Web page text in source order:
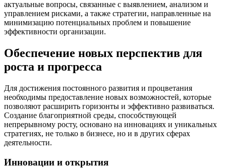
актуальные вопросы, связанные с выявлением, анализом и
управлением рисками, а также стратегии, направленные на
минимизацию потенциальных проблем и повышение
эффективности организации.
Обеспечение новых перспектив для
роста и прогресса
Для достижения постоянного развития и процветания
необходимы предоставление новых возможностей, которые
позволяют расширить горизонты и эффективно развиваться.
Создание благоприятной среды, способствующей
непрерывному росту, основано на инновациях и уникальных
стратегиях, не только в бизнесе, но и в других сферах
деятельности.
Инновации и открытия